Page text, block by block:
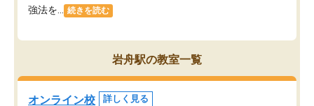
強法を...
続きを読む
岩舟駅の教室一覧
オンライン校 詳しく見る